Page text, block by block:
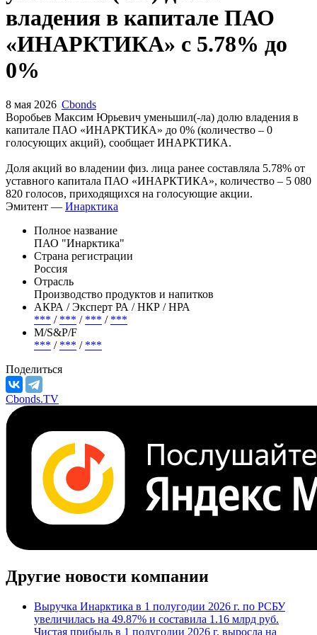
Воробьев Максим Юрьевич
уменьшил(-ла) долю
владения в капитале ПАО
0%
Воробьев Максим Юрьевич уменьшил(-ла) долю владения в
капитале ПАО «ИНАРКТИКА» до 0% (количество – 0
голосующих акций), сообщает ИНАРКТИКА.
уставного капитала ПАО «ИНАРКТИКА», количество – 5 080
820 голосов, приходящихся на голосующие акции.
Эмитент —Инарктика
Полное название
ПАО "Инарктика"
Страна регистрации
Россия
Отрасль
Производство продуктов и напитков
***/***
М/S&P/F
***/
Поделиться
Cbonds.TV
Другие новости компании